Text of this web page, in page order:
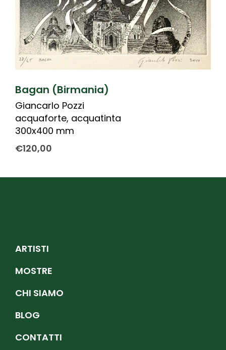
Bagan (Birmania)
Giancarlo Pozzi
acquaforte, acquatinta
300x400 mm
€120,00
ARTISTI
MOSTRE
CHI SIAMO
BLOG
CONTATTI